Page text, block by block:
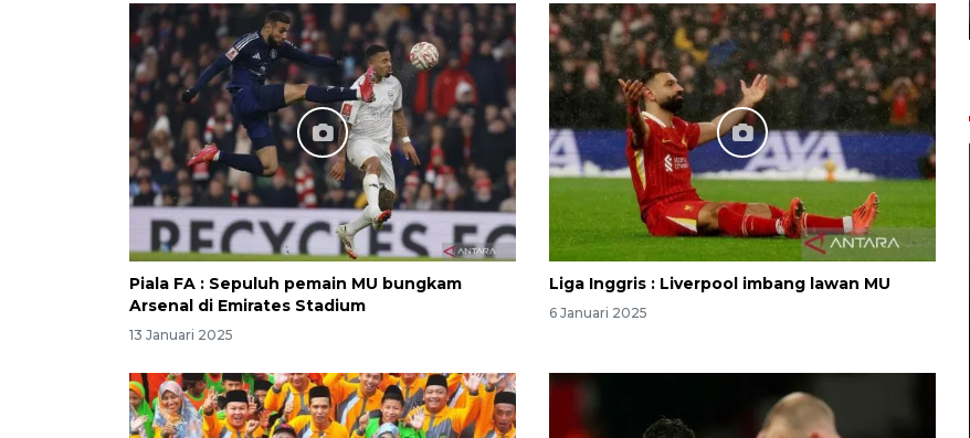
Piala FA : Sepuluh pemain MU bungkam
Arsenal di Emirates Stadium
13 Januari 2025
Liga Inggris : Liverpool imbang lawan MU
6 Januari 2025